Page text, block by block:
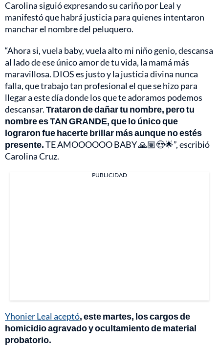
Carolina siguió expresando su cariño por Leal y
manifestó que habrá justicia para quienes intentaron
manchar el nombre del peluquero.
“Ahora si, vuela baby, vuela alto mi niño genio, descansa
al lado de ese único amor de tu vida, la mamá más
maravillosa. DIOS es justo y la justicia divina nunca
falla, que trabajo tan profesional el que se hizo para
llegar a este día donde los que te adoramos podemos
descansar.Trataron de dañar tu nombre, pero tu
nombre es TAN GRANDE, que lo único que
lograron fue hacerte brillar más aunque no estés
presente.TE AMOOOOOO BABY 🙏🏽😍🌟”, escribió
Carolina Cruz.
PUBLICIDAD
Yhonier Leal aceptó, este martes, los cargos de
homicidio agravado y ocultamiento de material
probatorio.